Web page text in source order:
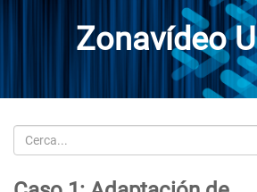
Zonavídeo
Cerca